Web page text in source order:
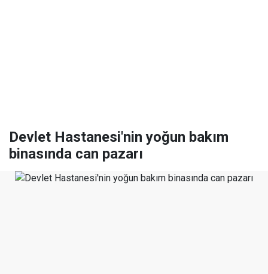
Devlet Hastanesi'nin yoğun bakım
binasında can pazarı